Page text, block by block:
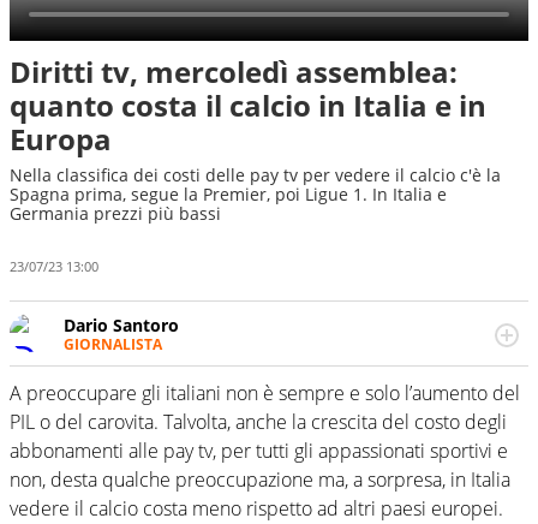
Diritti tv, mercoledì assemblea:
quanto costa il calcio in Italia e in
Europa
Nella classifica dei costi delle pay tv per vedere il calcio c'è la
Spagna prima, segue la Premier, poi Ligue 1. In Italia e
Germania prezzi più bassi
23/07/23 13:00
Dario Santoro
GIORNALISTA
Scrive, commenta, racconta lo sport in tutte le
sfaccettature. Tocca l'apice quando ha modo di
concentrarsi sulle interviste ai grandi protagonisti
A preoccupare gli italiani non è sempre e solo l’aumento del
PIL o del carovita. Talvolta, anche la crescita del costo degli
abbonamenti alle pay tv, per tutti gli appassionati sportivi e
non, desta qualche preoccupazione ma, a sorpresa, in Italia
vedere il calcio costa meno rispetto ad altri paesi europei.